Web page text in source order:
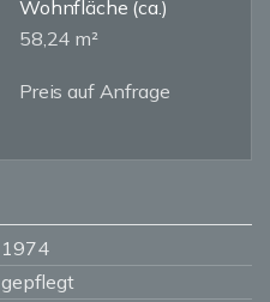
Wohnfläche (ca.)
58,24 m²
Preis auf Anfrage
1974
gepflegt